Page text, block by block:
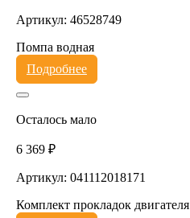
Артикул: 46528749
Помпа водная
Подробнее
Осталось мало
6 369 ₽
Артикул: 041112018171
Комплект прокладок двигателя